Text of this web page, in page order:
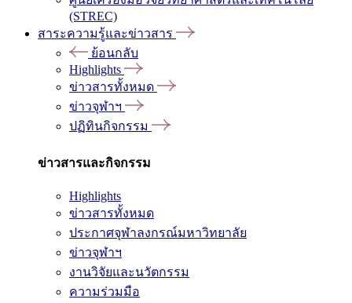
(STREC)
สาระความรู้และข่าวสาร
ย้อนกลับ
Highlights
ข่าวสารทั้งหมด
ข่าวจุฬาฯ
ปฏิทินกิจกรรม
ข่าวสารและกิจกรรม
Highlights
ข่าวสารทั้งหมด
ประกาศจุฬาลงกรณ์มหาวิทยาลัย
ข่าวจุฬาฯ
งานวิจัยและนวัตกรรม
ความร่วมมือ